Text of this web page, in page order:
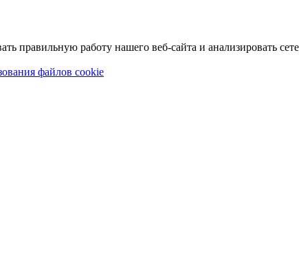
правильную работу нашего веб-сайта и анализировать
файлов cookie